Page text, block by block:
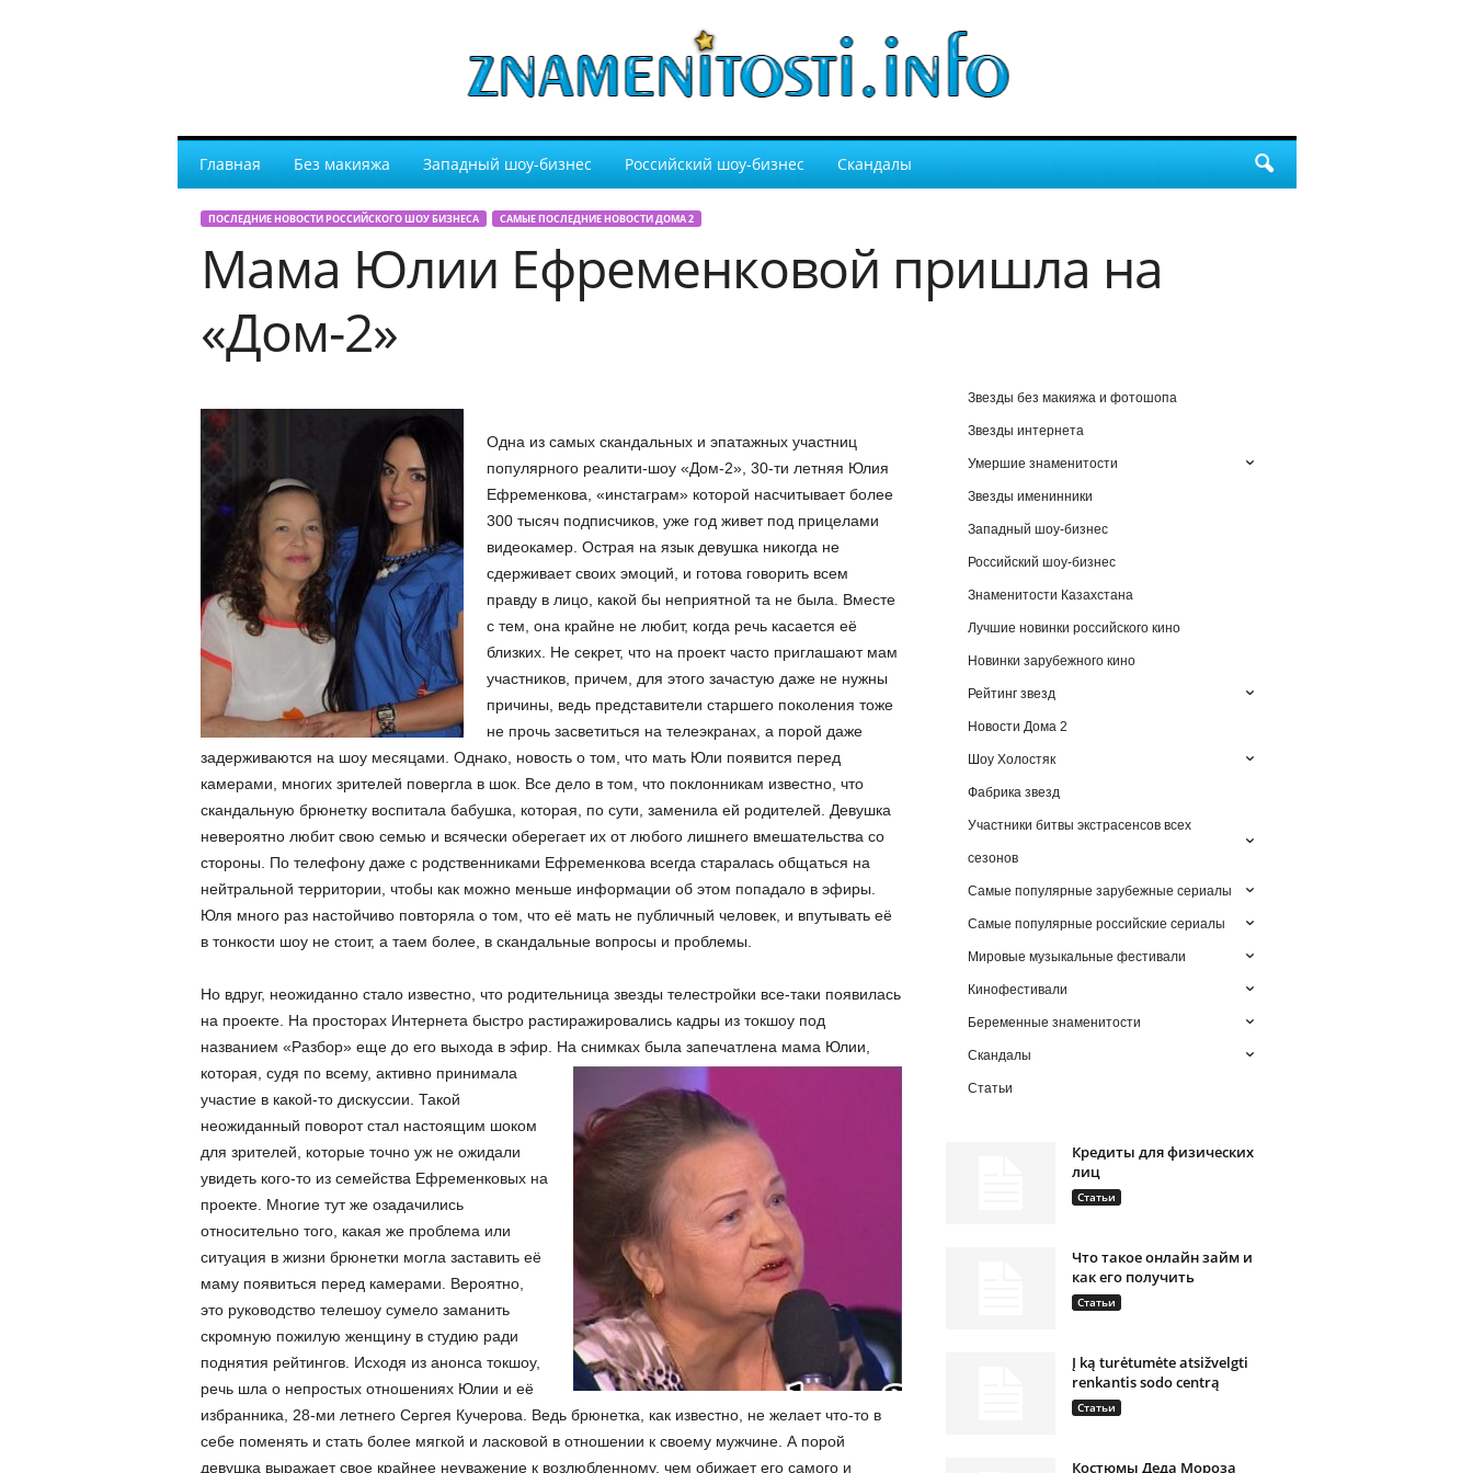
Главная Без макияжа Западный шоу-бизнес Российский шоу-бизнес Скандалы
ПОСЛЕДНИЕ НОВОСТИ РОССИЙСКОГО ШОУ БИЗНЕСА САМЫЕ ПОСЛЕДНИЕ НОВОСТИ ДОМА 2
Мама Юлии Ефременковой пришла на
«Дом-2»
Одна из самых скандальных и эпатажных участниц
популярного реалити-шоу «Дом-2», 30-ти летняя Юлия
Ефременкова, «инстаграм» которой насчитывает более
300 тысяч подписчиков, уже год живет под прицелами
видеокамер. Острая на язык девушка никогда не
сдерживает своих эмоций, и готова говорить всем
правду в лицо, какой бы неприятной та не была. Вместе
с тем, она крайне не любит, когда речь касается её
близких. Не секрет, что на проект часто приглашают мам
участников, причем, для этого зачастую даже не нужны
причины, ведь представители старшего поколения тоже
не прочь засветиться на телеэкранах, а порой даже
задерживаются на шоу месяцами. Однако, новость о том, что мать Юли появится перед
камерами, многих зрителей повергла в шок. Все дело в том, что поклонникам известно, что
скандальную брюнетку воспитала бабушка, которая, по сути, заменила ей родителей. Девушка
невероятно любит свою семью и всячески оберегает их от любого лишнего вмешательства со
стороны. По телефону даже с родственниками Ефременкова всегда старалась общаться на
нейтральной территории, чтобы как можно меньше информации об этом попадало в эфиры.
Юля много раз настойчиво повторяла о том, что её мать не публичный человек, и впутывать её
в тонкости шоу не стоит, а таем более, в скандальные вопросы и проблемы.
Но вдруг, неожиданно стало известно, что родительница звезды телестройки все-таки появилась
на проекте. На просторах Интернета быстро растиражировались кадры из токшоу под
названием «Разбор» еще до его выхода в эфир. На снимках была запечатлена мама Юлии,
которая, судя по всему, активно принимала
участие в какой-то дискуссии. Такой
неожиданный поворот стал настоящим шоком
для зрителей, которые точно уж не ожидали
увидеть кого-то из семейства Ефременковых на
проекте. Многие тут же озадачились
относительно того, какая же проблема или
ситуация в жизни брюнетки могла заставить её
маму появиться перед камерами. Вероятно,
это руководство телешоу сумело заманить
скромную пожилую женщину в студию ради
поднятия рейтингов. Исходя из анонса токшоу,
речь шла о непростых отношениях Юлии и её
избранника, 28-ми летнего Сергея Кучерова. Ведь брюнетка, как известно, не желает что-то в
себе поменять и стать более мягкой и ласковой в отношении к своему мужчине. А порой
девушка выражает свое крайнее неуважение к возлюбленному, чем обижает его самого и
Звезды без макияжа и фотошопа
Звезды интернета
Умершие знаменитости
Звезды именинники
Западный шоу-бизнес
Российский шоу-бизнес
Знаменитости Казахстана
Лучшие новинки российского кино
Новинки зарубежного кино
Рейтинг звезд
Новости Дома 2
Шоу Холостяк
Фабрика звезд
Участники битвы экстрасенсов всех
сезонов
Самые популярные зарубежные сериалы
Самые популярные российские сериалы
Мировые музыкальные фестивали
Кинофестивали
Беременные знаменитости
Скандалы
Статьи
Кредиты для физических
лиц
Статьи
Что такое онлайн займ и
как его получить
Статьи
Į ką turėtumėte atsižvelgti
renkantis sodo centrą
Статьи
Костюмы Деда Мороза